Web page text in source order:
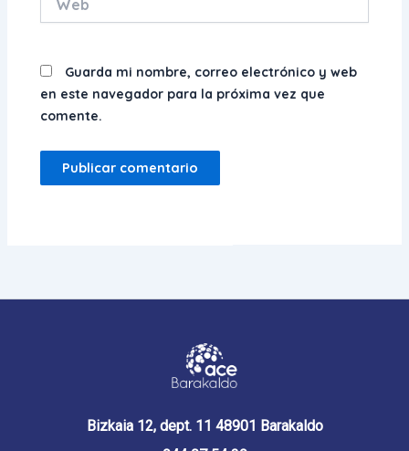
Guarda mi nombre, correo electrónico y web
en este navegador para la próxima vez que
comente.
Bizkaia 12, dept. 11 48901 Barakaldo